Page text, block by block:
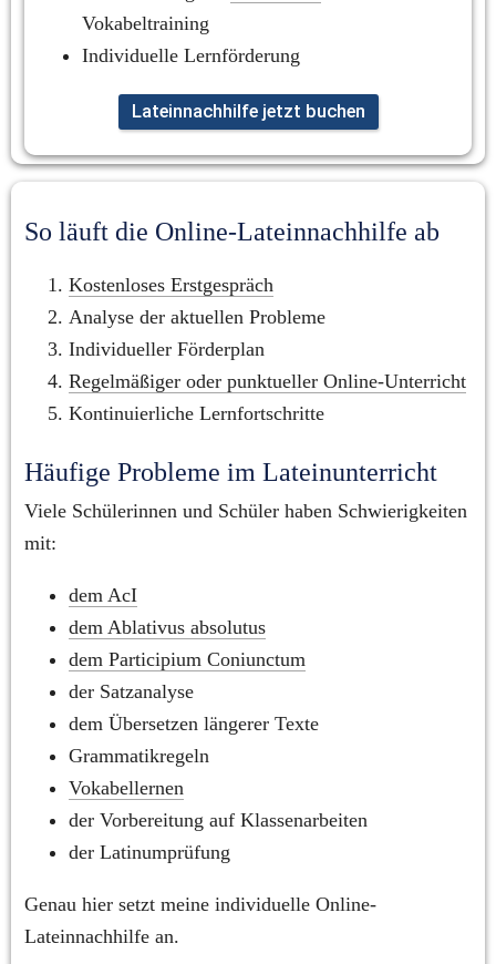
Vokabeltraining
Individuelle Lernförderung
Lateinnachhilfe jetzt buchen
So läuft die Online-Lateinnachhilfe ab
Kostenloses Erstgespräch
Analyse der aktuellen Probleme
Individueller Förderplan
Regelmäßiger oder punktueller Online-Unterricht
Kontinuierliche Lernfortschritte
Häufige Probleme im Lateinunterricht
Viele Schülerinnen und Schüler haben Schwierigkeiten
mit:
dem AcI
dem Ablativus absolutus
dem Participium Coniunctum
der Satzanalyse
dem Übersetzen längerer Texte
Grammatikregeln
Vokabellernen
der Vorbereitung auf Klassenarbeiten
der Latinumprüfung
Genau hier setzt meine individuelle Online-
Lateinnachhilfe an.